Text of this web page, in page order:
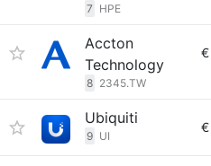
7 HPE
Accton
Technology
8 2345.TW
€
Ubiquiti
9 UI
€